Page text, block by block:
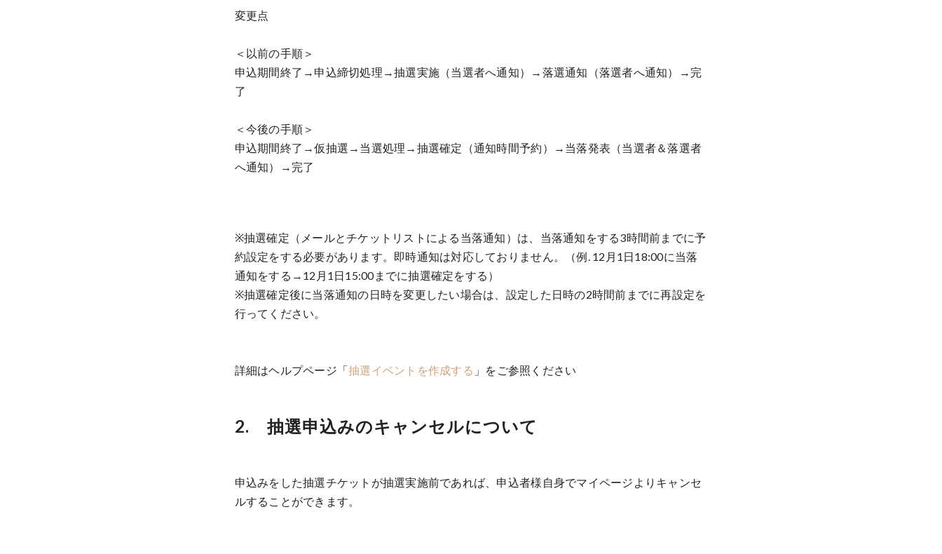
変更点
＜以前の手順＞
申込期間終了→申込締切処理→抽選実施（当選者へ通知）→落選通知（落選者へ通知）→完
了
＜今後の手順＞
申込期間終了→仮抽選→当選処理→抽選確定（通知時間予約）→当落発表（当選者＆落選者
へ通知）→完了
※抽選確定（メールとチケットリストによる当落通知）は、当落通知をする3時間前までに予
約設定をする必要があります。即時通知は対応しておりません。（例. 12月1日18:00に当落
通知をする→12月1日15:00までに抽選確定をする）
※抽選確定後に当落通知の日時を変更したい場合は、設定した日時の2時間前までに再設定を
行ってください。
詳細はヘルプページ「抽選イベントを作成する 」をご参照ください
2. 抽選申込みのキャンセルについて
申込みをした抽選チケットが抽選実施前であれば、申込者様自身でマイページよりキャンセ
ルすることができます。